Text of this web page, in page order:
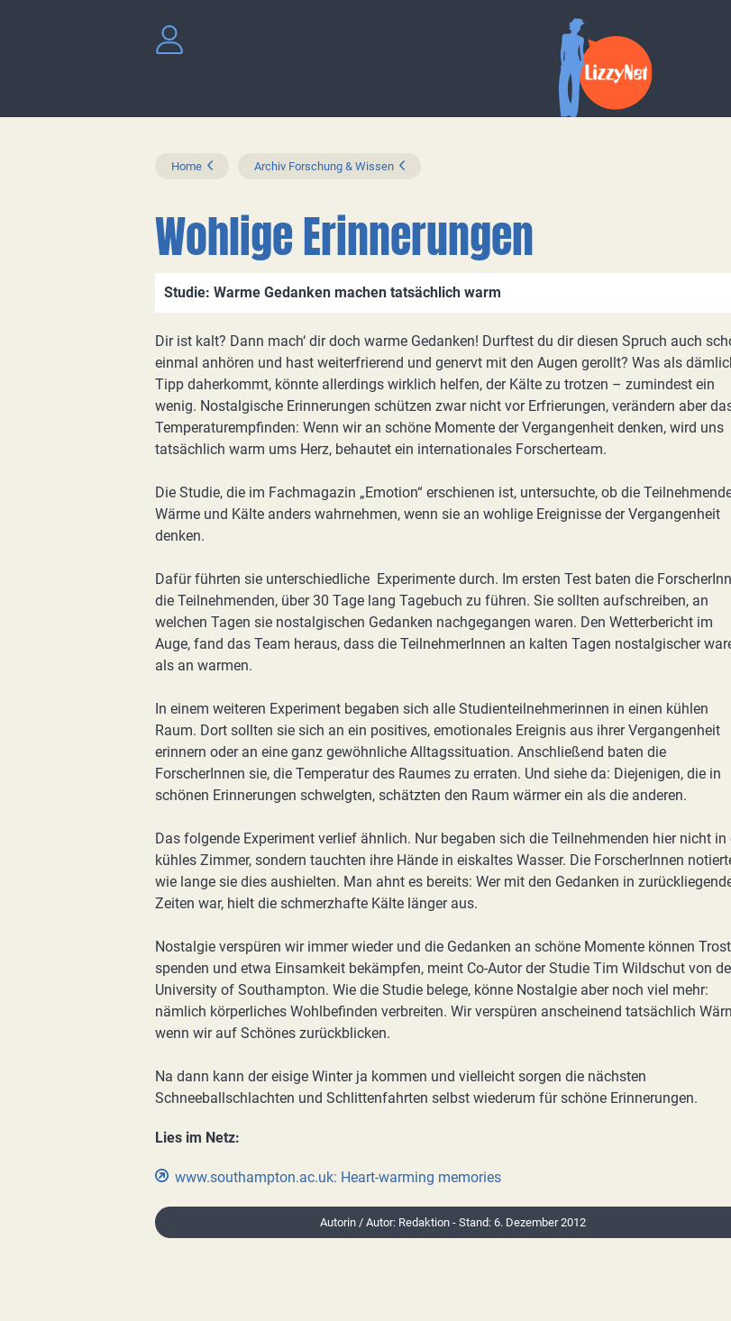
Home Archiv Forschung & Wissen
Wohlige Erinnerungen
Studie: Warme Gedanken machen tatsächlich warm
Dir ist kalt? Dann mach‘ dir doch warme Gedanken! Durftest du dir diesen Spruch auch
einmal anhören und hast weiterfrierend und genervt mit den Augen gerollt? Was als
Tipp daherkommt, könnte allerdings wirklich helfen, der Kälte zu trotzen – zumindest ein
wenig. Nostalgische Erinnerungen schützen zwar nicht vor Erfrierungen, verändern aber
Temperaturempfinden: Wenn wir an schöne Momente der Vergangenheit denken, wird uns
tatsächlich warm ums Herz, behautet ein internationales Forscherteam.
Die Studie, die im Fachmagazin „Emotion“ erschienen ist, untersuchte, ob die
Wärme und Kälte anders wahrnehmen, wenn sie an wohlige Ereignisse der Vergangenheit
denken.
Dafür führten sie unterschiedliche Experimente durch. Im ersten Test baten die
die Teilnehmenden, über 30 Tage lang Tagebuch zu führen. Sie sollten aufschreiben, an
welchen Tagen sie nostalgischen Gedanken nachgegangen waren. Den Wetterbericht im
Auge, fand das Team heraus, dass die TeilnehmerInnen an kalten Tagen nostalgischer
als an warmen.
In einem weiteren Experiment begaben sich alle Studienteilnehmerinnen in einen kühlen
Raum. Dort sollten sie sich an ein positives, emotionales Ereignis aus ihrer Vergangenheit
erinnern oder an eine ganz gewöhnliche Alltagssituation. Anschließend baten die
ForscherInnen sie, die Temperatur des Raumes zu erraten. Und siehe da: Diejenigen, die in
schönen Erinnerungen schwelgten, schätzten den Raum wärmer ein als die anderen.
Das folgende Experiment verlief ähnlich. Nur begaben sich die Teilnehmenden hier nicht in
kühles Zimmer, sondern tauchten ihre Hände in eiskaltes Wasser. Die ForscherInnen
wie lange sie dies aushielten. Man ahnt es bereits: Wer mit den Gedanken in
Zeiten war, hielt die schmerzhafte Kälte länger aus.
Nostalgie verspüren wir immer wieder und die Gedanken an schöne Momente können Trost
spenden und etwa Einsamkeit bekämpfen, meint Co-Autor der Studie Tim Wildschut von
University of Southampton. Wie die Studie belege, könne Nostalgie aber noch viel mehr:
nämlich körperliches Wohlbefinden verbreiten. Wir verspüren anscheinend tatsächlich
wenn wir auf Schönes zurückblicken.
Na dann kann der eisige Winter ja kommen und vielleicht sorgen die nächsten
Schneeballschlachten und Schlittenfahrten selbst wiederum für schöne Erinnerungen.
Lies im Netz:
www.southampton.ac.uk: Heart-warming memories
Autorin / Autor: Redaktion - Stand: 6. Dezember 2012